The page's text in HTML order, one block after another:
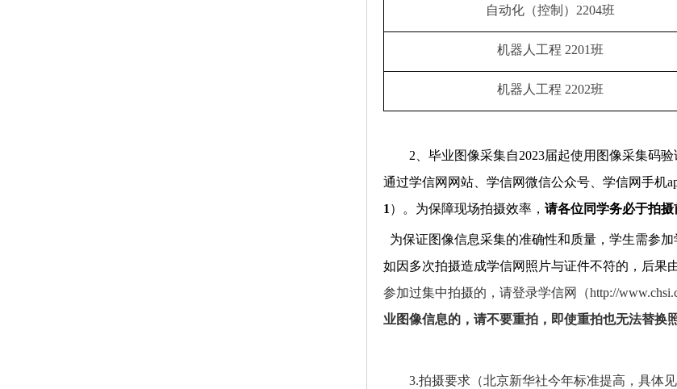
自动化（控制） 2204班
机器人工程 2201班
机器人工程 2202班
2 、毕业图像采集自2023届起使用图像采集码
通过学信网网站、学信网微信公众号、学信网手机
1 ）。为保障现场拍摄效率，请各位同学务必于拍摄
为保证图像信息采集的准确性和质量，学生需参
如因多次拍摄造成学信网照片与证件不符的，后果
参加过集中拍摄的，请登录学信网（http://
业图像信息的，请不要重拍，即使重拍也无法替换
3.拍摄要求（北京新华社今年标准提高，具体见